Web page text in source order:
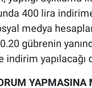
400 lira
medya
gübrenin
indirim yapılacağı
YAPMASINA